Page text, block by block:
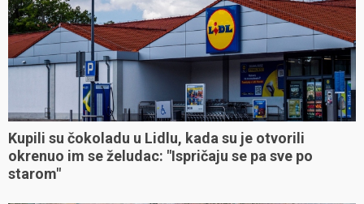
Kupili su čokoladu u Lidlu, kada su je otvorili
okrenuo im se želudac: "Ispričaju se pa sve po
starom"